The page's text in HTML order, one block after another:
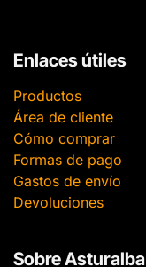
Enlaces útiles
Productos
Área de cliente
Cómo comprar
Formas de pago
Gastos de envío
Devoluciones
Sobre Asturalba